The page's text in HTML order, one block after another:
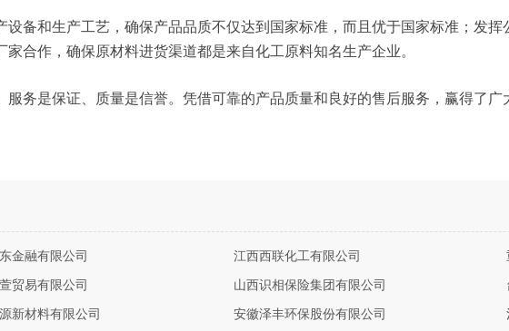
备和生产工艺，确保产品品质不仅达到国家标准，而且优于国家标准；发
合作，确保原材料进货渠道都是来自化工原料知名生产企业。
务是保证、质量是信誉。凭借可靠的产品质量和良好的售后服务，赢得了
金融有限公司 江西西联化工有限公司
贸易有限公司 山西识相保险集团有限公司
新材料有限公司 安徽泽丰环保股份有限公司